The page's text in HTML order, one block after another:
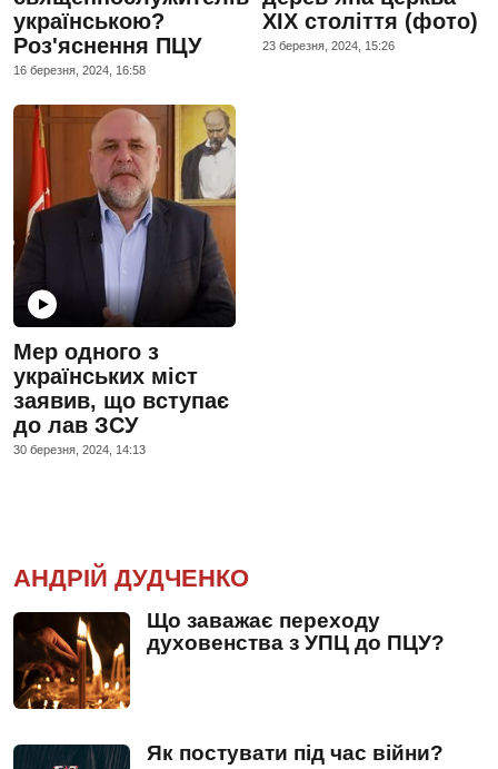
українською?
Роз'яснення ПЦУ
16 березня, 2024, 16:58
XIX століття (фото)
23 березня, 2024, 15:26
Мер одного з
українських міст
заявив, що вступає
до лав ЗСУ
30 березня, 2024, 14:13
АНДРІЙ ДУДЧЕНКО
Що заважає переходу
духовенства з УПЦ до ПЦУ?
Як постувати під час війни?